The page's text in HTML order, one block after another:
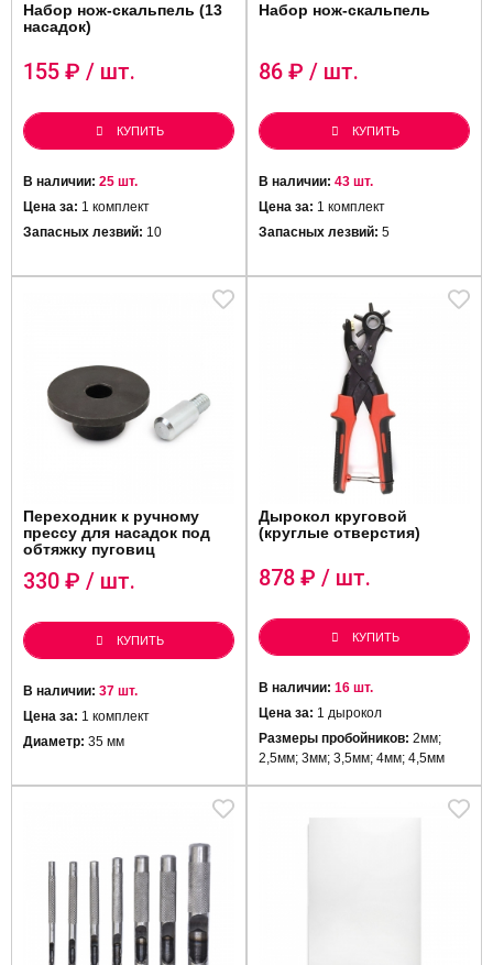
Набор нож-скальпель (13
насадок)
155 ₽ / шт.
КУПИТЬ
В наличии: 25 шт.
Цена за: 1 комплект
Запасных лезвий: 10
Набор нож-скальпель
86 ₽ / шт.
КУПИТЬ
В наличии: 43 шт.
Цена за: 1 комплект
Запасных лезвий: 5
Переходник к ручному
прессу для насадок под
обтяжку пуговиц
330 ₽ / шт.
КУПИТЬ
В наличии: 37 шт.
Цена за: 1 комплект
Диаметр: 35 мм
Дырокол круговой
(круглые отверстия)
878 ₽ / шт.
КУПИТЬ
В наличии: 16 шт.
Цена за: 1 дырокол
Размеры пробойников: 2мм;
2,5мм; 3мм; 3,5мм; 4мм; 4,5мм